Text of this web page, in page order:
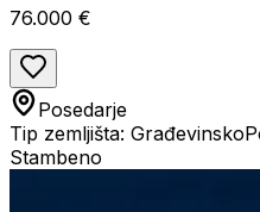
76.000 €
Posedarje
Tip zemljišta: Građevinsko
Stambeno